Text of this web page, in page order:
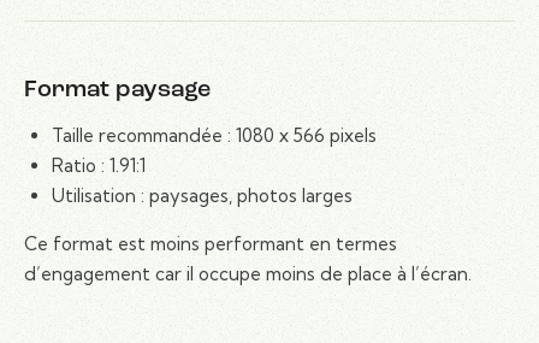
Format paysage
Taille recommandée : 1080 x 566 pixels
Ratio : 1.91:1
Utilisation : paysages, photos larges
Ce format est moins performant en termes
d’engagement car il occupe moins de place à l’écran.